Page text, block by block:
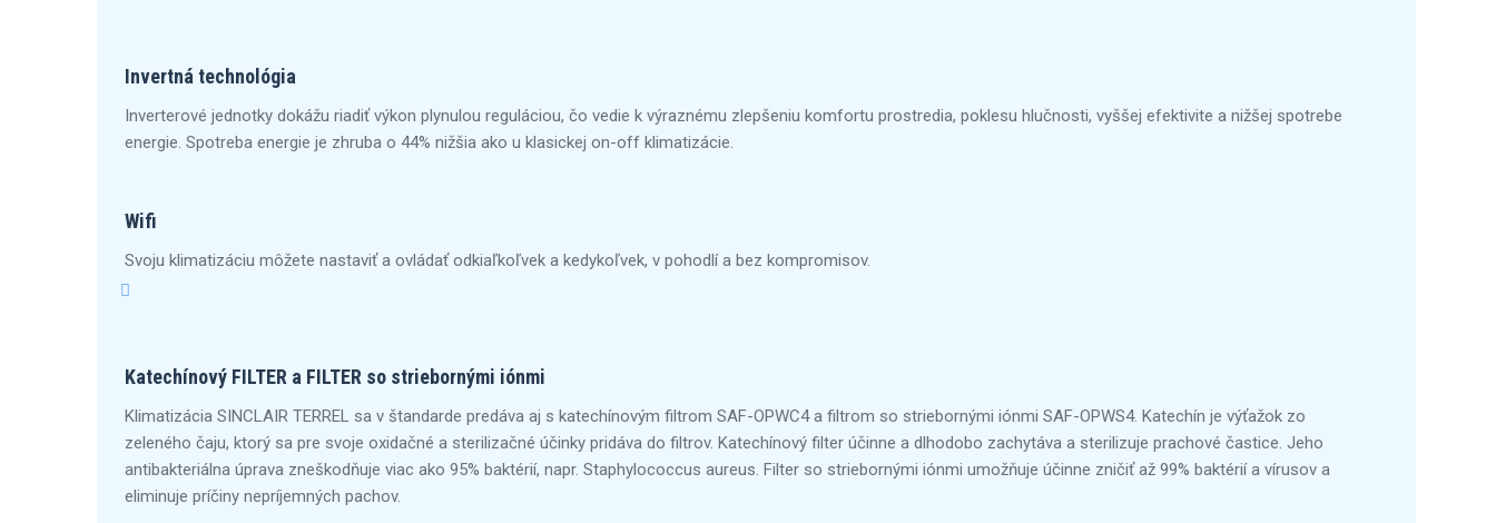
Invertná technológia
Inverterové jednotky dokážu riadiť výkon plynulou reguláciou, čo vedie k výraznému zlepšeniu komfortu prostredia, poklesu hlučnosti, vyššej efektivite a nižšej spotrebe
energie. Spotreba energie je zhruba o 44% nižšia ako u klasickej on-off klimatizácie.
Wifi
Svoju klimatizáciu môžete nastaviť a ovládať odkiaľkoľvek a kedykoľvek, v pohodlí a bez kompromisov.
Katechínový FILTER a FILTER so striebornými iónmi
Klimatizácia SINCLAIR TERREL sa v štandarde predáva aj s katechínovým filtrom SAF-OPWC4 a filtrom so striebornými iónmi SAF-OPWS4. Katechín je výťažok zo
zeleného čaju, ktorý sa pre svoje oxidačné a sterilizačné účinky pridáva do filtrov. Katechínový filter účinne a dlhodobo zachytáva a sterilizuje prachové častice. Jeho
antibakteriálna úprava zneškodňuje viac ako 95% baktérií, napr. Staphylococcus aureus. Filter so striebornými iónmi umožňuje účinne zničiť až 99% baktérií a vírusov a
eliminuje príčiny nepríjemných pachov.